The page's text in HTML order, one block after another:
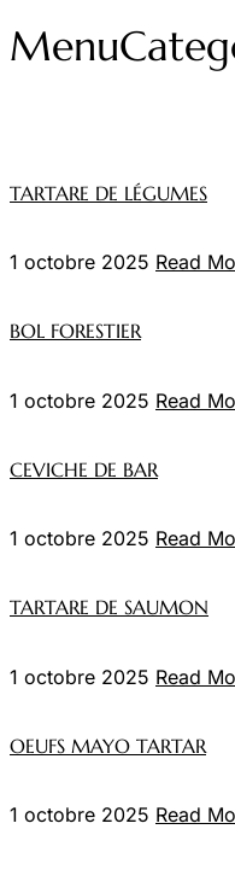
Menu
TARTARE DE LÉGUMES
1 octobre 2025 Read
BOL FORESTIER
1 octobre 2025 Read
CEVICHE DE BAR
1 octobre 2025 Read
TARTARE DE SAUMON
1 octobre 2025 Read
OEUFS MAYO TARTAR
1 octobre 2025 Read